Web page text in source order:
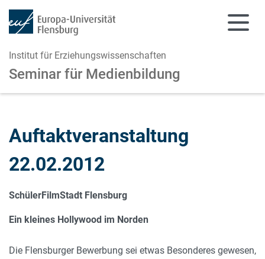
Institut für Erziehungswissenschaften
Seminar für Medienbildung
Auftaktveranstaltung
22.02.2012
SchülerFilmStadt Flensburg
Ein kleines Hollywood im Norden
Die Flensburger Bewerbung sei etwas Besonderes gewesen,